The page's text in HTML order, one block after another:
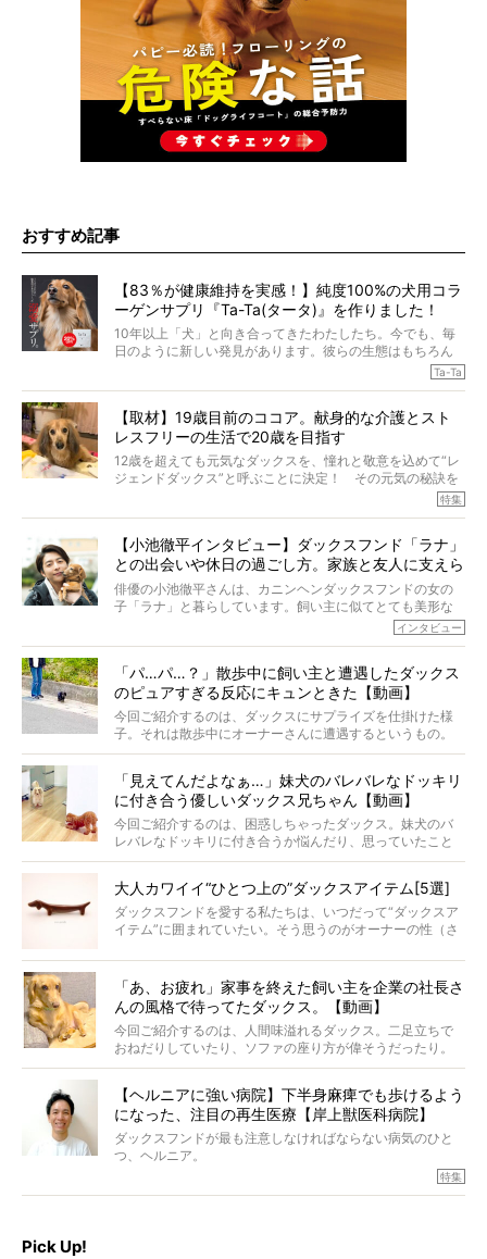
おすすめ記事
【83％が健康維持を実感！】純度100%の犬用コラ
ーゲンサプリ『Ta-Ta(タータ)』を作りました！
10年以上「犬」と向き合ってきたわたしたち。今でも、毎
日のように新しい発見があります。彼らの生態はもちろん
のこと、「食事」に関することも同じです。昔の犬は25年
代の犬の食事は“ある重要な栄養”が不足しがちになっている
というのです。
それを効率よくおぎなってくれるのが、コラーゲン！ そ
こでわたしたちは、純度100%の犬用コラーゲンサプリ
『Ta-Ta(タータ)』を作りました！
愛犬家の83％が「健康維持を実感した」と評判のTa-Ta(タ
か届きますように。
Ta-Ta
【取材】19歳目前のココア。献身的な介護とスト
レスフリーの生活で20歳を目指す
12歳を超えても元気なダックスを、憧れと敬意を込めて“レ
ジェンドダックス”と呼ぶことに決定！ その元気の秘訣を
オーナーさんに伺うのが、特集『レジェンドダックスの肖
く」というオーナーさんのポリシーのもと、甘やかさずに
育てられ、18歳になるまで定期検査すらしたことがなかっ
たというココアくん。果たしてその長生きの秘訣とは。
特集
【小池徹平インタビュー】ダックスフンド「ラナ」
との出会いや休日の過ごし方。家族と友人に支えら
れてー
俳優の小池徹平さんは、カニンヘンダックスフンドの女の
子「ラナ」と暮らしています。飼い主に似てとても美形な
ラナは、現在８才。小池さんのインスタグラムでは、ラナ
ケメンから愛されているラナは、去年の誕生日に小池さん
からプレゼントしてもらったハーネスをつけて撮影に参加
してくれました。
インタビュー
「パ…パ…？」散歩中に飼い主と遭遇したダックス
のピュアすぎる反応にキュンときた【動画】
今回ご紹介するのは、ダックスにサプライズを仕掛けた様
子。それは散歩中にオーナーさんに遭遇するというもの。
戸惑って歩きを止めたり、すぐに気付いて追いかけたり、
「見えてんだよなぁ…」妹犬のバレバレなドッキリ
に付き合う優しいダックス兄ちゃん【動画】
今回ご紹介するのは、困惑しちゃったダックス。妹犬のバ
レバレなドッキリに付き合うか悩んだり、思っていたこと
と違う事態に陥ったり。そんなお悩み全開なダックスの様
大人カワイイ“ひとつ上の”ダックスアイテム[5選]
ダックスフンドを愛する私たちは、いつだって“ダックスア
イテム”に囲まれていたい。そう思うのがオーナーの性（さ
ムをご紹介。
「あ、お疲れ」家事を終えた飼い主を企業の社長さ
んの風格で待ってたダックス。【動画】
今回ご紹介するのは、人間味溢れるダックス。二足立ちで
おねだりしていたり、ソファの座り方が偉そうだったり。
今にも言葉を発しそうなダックスの姿は、もう人間にしか
【ヘルニアに強い病院】下半身麻痺でも歩けるよう
になった、注目の再生医療【岸上獣医科病院】
ダックスフンドが最も注意しなければならない病気のひと
つ、ヘルニア。
特集『ヘルニアに、負けない』では、ヘルニアに強い動物特集
Pick Up!